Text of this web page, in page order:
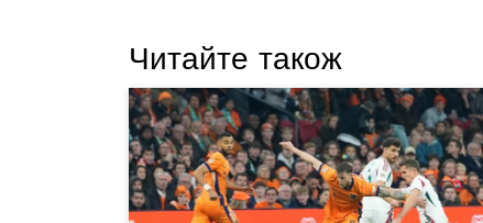
Читайте також